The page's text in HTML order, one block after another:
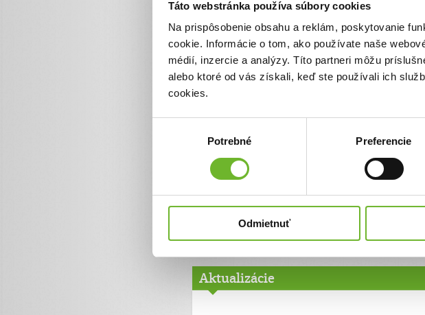
Táto webstránka používa súbory cookies
Na prispôsobenie obsahu a reklám, poskytovanie
cookie. Informácie o tom, ako používate naše
médií, inzercie a analýzy. Títo partneri môžu
alebo ktoré od vás získali, keď ste používali ich
cookies.
Potrebné Preferencie
Odmietnuť
Aktualizácie